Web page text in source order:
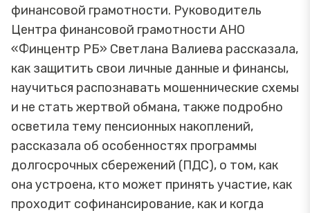
финансовой грамотности. Руководитель
Центра финансовой грамотности АНО
«Финцентр РБ» Светлана Валиева рассказала,
как защитить свои личные данные и финансы,
научиться распознавать мошеннические схемы
и не стать жертвой обмана, также подробно
осветила тему пенсионных накоплений,
рассказала об особенностях программы
долгосрочных сбережений (ПДС), о том, как
она устроена, кто может принять участие, как
проходит софинансирование, как и когда